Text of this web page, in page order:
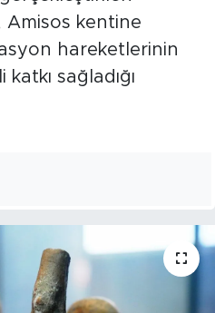
Amisos kentine
hareketlerinin
sağladığı